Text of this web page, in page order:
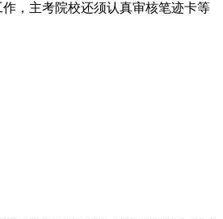
，主考院校还须认真审核笔迹卡等